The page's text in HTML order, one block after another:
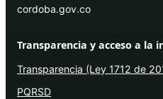
cordoba.gov.co
Transparencia y acceso a la
Transparencia (Ley 1712 de
PQRSD